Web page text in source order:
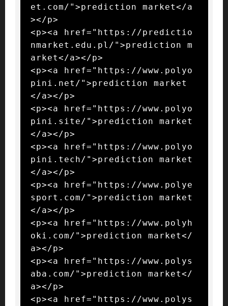
et.com/">prediction market</a
></p>
<p><a href="https://predictio
nmarket.edu.pl/">prediction m
arket</a></p>
<p><a href="https://www.polyo
pini.net/">prediction market
</a></p>
<p><a href="https://www.polyo
pini.site/">prediction market
</a></p>
<p><a href="https://www.polyo
pini.tech/">prediction market
</a></p>
<p><a href="https://www.polye
sport.com/">prediction market
</a></p>
<p><a href="https://www.polyh
oki.com/">prediction market</
a></p>
<p><a href="https://www.polys
aba.com/">prediction market</
a></p>
<p><a href="https://www.polys